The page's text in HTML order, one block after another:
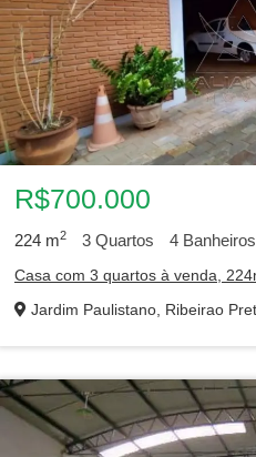
R$700.000
224 m2 3 Quartos 4 Banheiros
Casa com 3 quartos à venda,
Jardim Paulistano, Ribeirao